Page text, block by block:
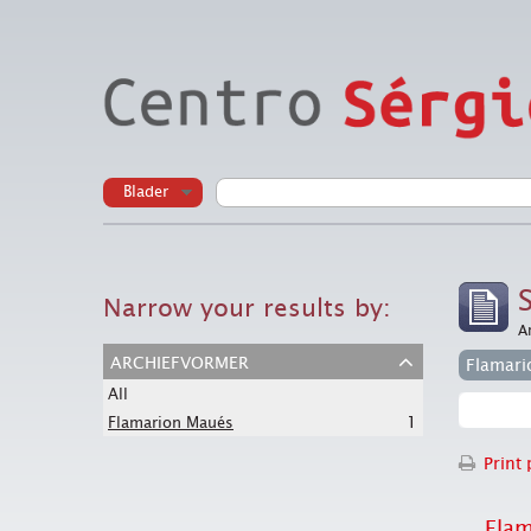
Blader
Narrow your results by:
archiefvormer
All
Flamarion Maués
1
Print